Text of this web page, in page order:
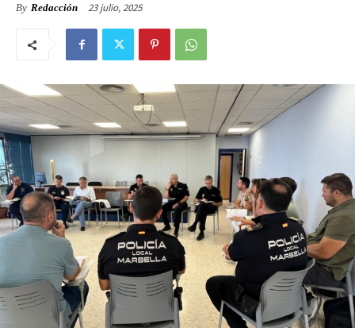
By Redacción 23 julio, 2025